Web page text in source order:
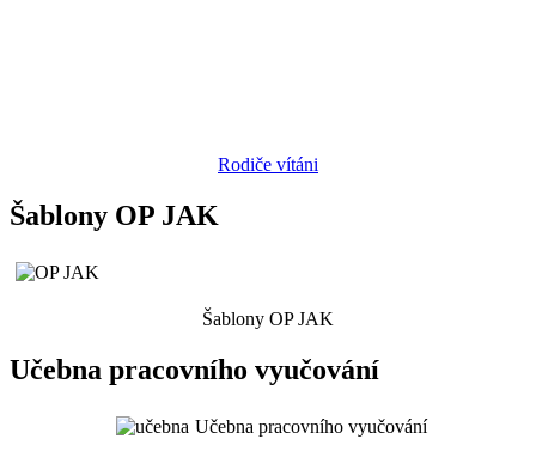
Rodiče vítáni
Šablony OP JAK
Šablony OP JAK
Učebna pracovního vyučování
Učebna pracovního vyučování